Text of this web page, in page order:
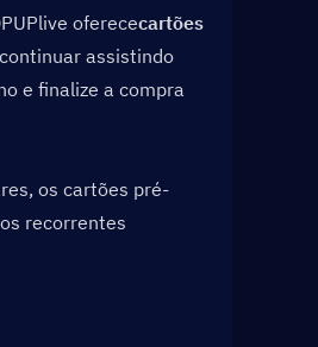
oferececartões
assistindo
e finalize a compra
os cartões pré-
recorrentes